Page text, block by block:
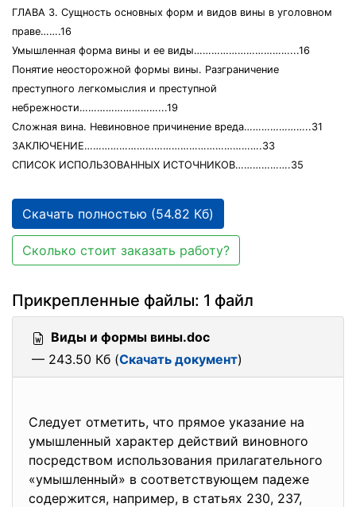
ГЛАВА 3. Сущность основных форм и видов вины в уголовном
праве…….16
Умышленная форма вины и ее виды……………………………...16
Понятие неосторожной формы вины. Разграничение
преступного легкомыслия и преступной
небрежности………………………...19
Сложная вина. Невиновное причинение вреда…………………..31
ЗАКЛЮЧЕНИЕ…………………………………………………….33
СПИСОК ИСПОЛЬЗОВАННЫХ ИСТОЧНИКОВ……………….35
Скачать полностью (54.82 Кб)
Сколько стоит заказать работу?
Прикрепленные файлы: 1 файл
Виды и формы вины.doc
— 243.50 Кб (Скачать документ)
Следует отметить, что прямое указание на
умышленный характер действий виновного
посредством использования прилагательного
«умышленный» в соответствующем падеже
содержится, например, в статьях 230, 237,